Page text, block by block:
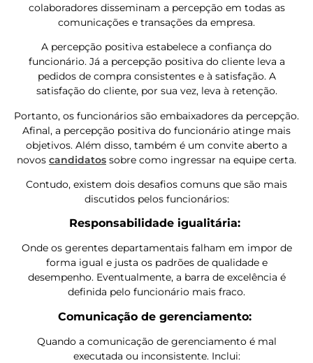
colaboradores disseminam a percepção em todas as
comunicações e transações da empresa.
A percepção positiva estabelece a confiança do
funcionário. Já a percepção positiva do cliente leva a
pedidos de compra consistentes e à satisfação. A
satisfação do cliente, por sua vez, leva à retenção.
Portanto, os funcionários são embaixadores da percepção.
Afinal, a percepção positiva do funcionário atinge mais
objetivos. Além disso, também é um convite aberto a
novos candidatos sobre como ingressar na equipe certa.
Contudo, existem dois desafios comuns que são mais
discutidos pelos funcionários:
Responsabilidade igualitária:
Onde os gerentes departamentais falham em impor de
forma igual e justa os padrões de qualidade e
desempenho. Eventualmente, a barra de excelência é
definida pelo funcionário mais fraco.
Comunicação de gerenciamento:
Quando a comunicação de gerenciamento é mal
executada ou inconsistente. Inclui: